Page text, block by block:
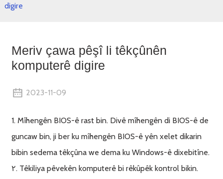
digire
Meriv çawa pêşî li têkçûnên
komputerê digire
2023-11-09
1. Mîhengên BIOS-ê rast bin. Divê mîhengên di BIOS-ê de
guncaw bin, ji ber ku mîhengên BIOS-ê yên xelet dikarin
bibin sedema têkçûna we dema ku Windows-ê dixebitîne.
٢. Têkiliya pêvekên komputerê bi rêkûpêk kontrol bikin.